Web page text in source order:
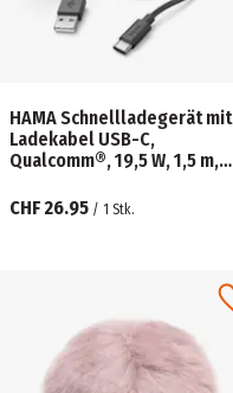
HAMA Schnellladegerät mit
Ladekabel USB-C,
Qualcomm®, 19,5 W, 1,5 m,
CHF 26.95 / 1 Stk.